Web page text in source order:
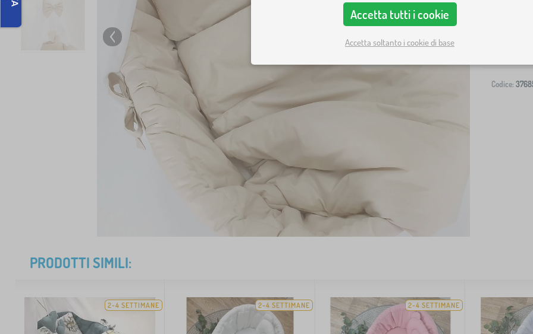
Spedizione
Codice:
PRODOTTI SIMILI:
2-4 SETTIMANE 2-4 SETTIMANE 2-4 SETTIMANE
Accetta tutti i cookie
Accetta soltanto i cookie di base